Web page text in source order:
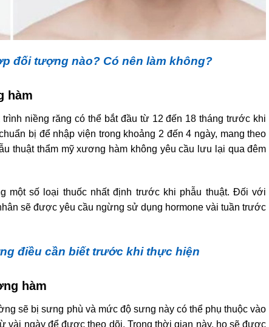
đối tượng nào? Có nên làm không?
hàm
niềng răng có thể bắt đầu từ 12 đến 18 tháng trước khi
bị để nhập viện trong khoảng 2 đến 4 ngày, mang theo
thuật thẩm mỹ xương hàm không yêu cầu lưu lại qua đêm
một số loại thuốc nhất định trước khi phẫu thuật. Đối với
sẽ được yêu cầu ngừng sử dụng hormone vài tuần trước
điều cần biết trước khi thực hiện
hàm
sẽ bị sưng phù và mức độ sưng này có thể phụ thuộc vào
vài ngày để được theo dõi. Trong thời gian này, họ sẽ được